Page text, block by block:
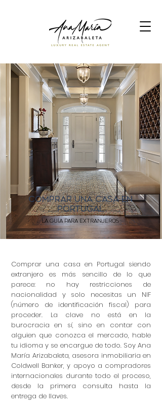
COMPRAR UNA CASA EN
PORTUGAL
la guía para extranjeros
Comprar una casa en Portugal siendo
extranjero es más sencillo de lo que
parece: no hay restricciones de
nacionalidad y solo necesitas un NIF
(número de identificación fiscal) para
proceder. La clave no está en la
burocracia en sí, sino en contar con
alguien que conozca el mercado, hable
tu idioma y se encargue de todo. Soy Ana
María Arizabaleta, asesora inmobiliaria en
Coldwell Banker, y apoyo a compradores
internacionales durante todo el proceso,
desde la primera consulta hasta la
entrega de llaves.